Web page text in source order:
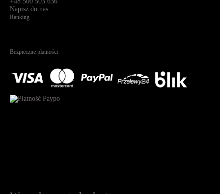
Napisz do nas
Ranking
Bezpieczne płatności